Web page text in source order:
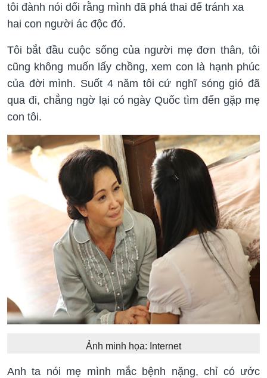
tôi đành nói dối rằng mình đã phá thai để tránh xa
hai con người ác độc đó.
Tôi bắt đầu cuộc sống của người mẹ đơn thân, tôi
cũng không muốn lấy chồng, xem con là hạnh phúc
của đời mình. Suốt 4 năm tôi cứ nghĩ sóng gió đã
qua đi, chẳng ngờ lại có ngày Quốc tìm đến gặp mẹ
con tôi.
Ảnh minh họa: Internet
Anh ta nói mẹ mình mắc bệnh nặng, chỉ có ước